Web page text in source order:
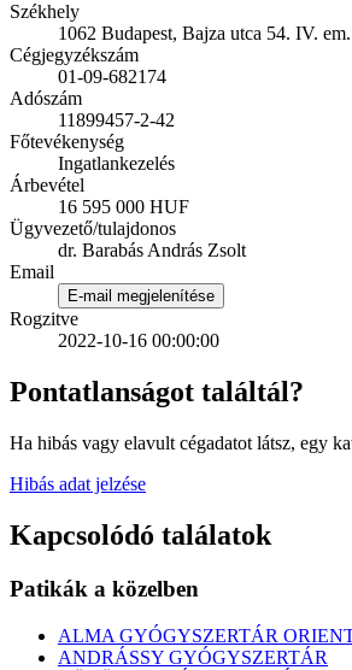
Székhely
1062 Budapest, Bajza utca 54. IV.
Cégjegyzékszám
01-09-682174
Adószám
11899457-2-42
Főtevékenység
Ingatlankezelés
Árbevétel
16 595 000 HUF
Ügyvezető/tulajdonos
dr. Barabás András Zsolt
Email
E-mail megjelenítése
Rogzitve
2022-10-16 00:00:00
Pontatlanságot találtál?
Ha hibás vagy elavult cégadatot látsz, egy
Hibás adat jelzése
Kapcsolódó találatok
Patikák a közelben
ALMA GYÓGYSZERTÁR
ANDRÁSSY GYÓGYSZERTÁR